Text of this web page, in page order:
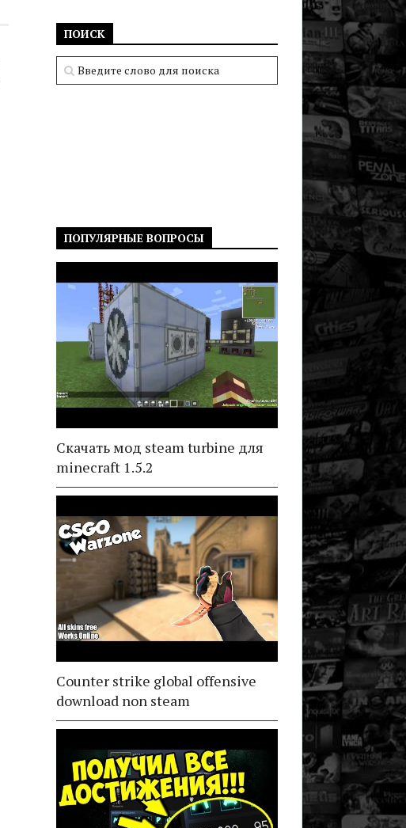
ПОИСК
ПОПУЛЯРНЫЕ ВОПРОСЫ
Скачать мод steam turbine для
minecraft 1.5.2
Counter strike global offensive
download non steam